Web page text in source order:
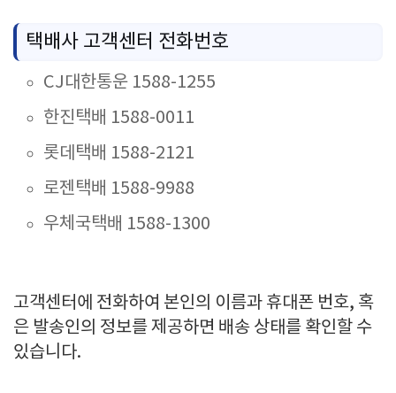
택배사 고객센터 전화번호
CJ대한통운 1588-1255
한진택배 1588-0011
롯데택배 1588-2121
로젠택배 1588-9988
우체국택배 1588-1300
고객센터에 전화하여 본인의 이름과 휴대폰 번호, 혹
은 발송인의 정보를 제공하면 배송 상태를 확인할 수
있습니다.